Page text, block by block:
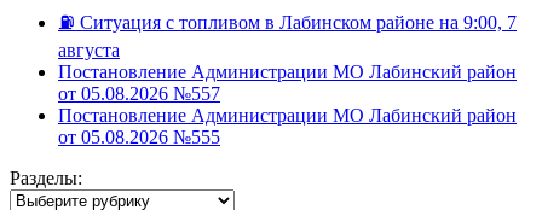
⛽️ Ситуация с топливом в Лабинском районе на 9:00, 7
августа
Постановление Администрации МО Лабинский район
от 05.08.2026 №557
Постановление Администрации МО Лабинский район
от 05.08.2026 №555
Разделы:
Разделы: